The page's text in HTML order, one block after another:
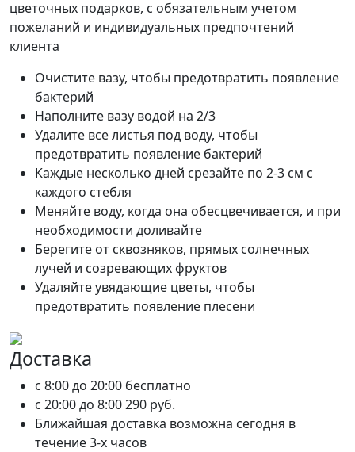
цветочных подарков, с обязательным учетом
пожеланий и индивидуальных предпочтений
клиента
Очистите вазу, чтобы предотвратить появление
бактерий
Наполните вазу водой на 2/3
Удалите все листья под воду, чтобы
предотвратить появление бактерий
Каждые несколько дней срезайте по 2-3 см с
каждого стебля
Меняйте воду, когда она обесцвечивается, и при
необходимости доливайте
Берегите от сквозняков, прямых солнечных
лучей и созревающих фруктов
Удаляйте увядающие цветы, чтобы
предотвратить появление плесени
Доставка
c 8:00 до 20:00 бесплатно
c 20:00 до 8:00290 руб.
Ближайшая доставка возможна сегодня в
течение 3-х часов